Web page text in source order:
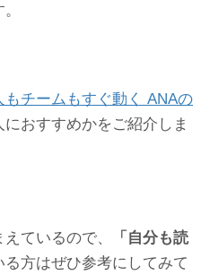
もチームもすぐ動く ANAの
におすすめかをご紹介しま
ているので、
「自分も読
る方はぜひ参考にしてみて